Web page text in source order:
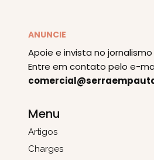
ANUNCIE
Apoie e invista no
Entre em contato pelo e-
Menu
Artigos
Charges